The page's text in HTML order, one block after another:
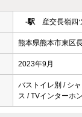
-駅 産交長嶺
熊本県熊本市東区
2023年9月
バストイレ別 / シ
ス / TVインターホ